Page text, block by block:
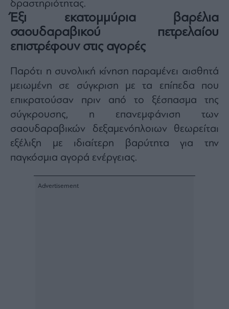
δραστηριότητας.
Έξι εκατομμύρια βαρέλια
σαουδαραβικού πετρελαίου
επιστρέφουν στις αγορές
Παρότι η συνολική κίνηση παραμένει αισθητά
μειωμένη σε σύγκριση με τα επίπεδα που
επικρατούσαν πριν από το ξέσπασμα της
σύγκρουσης, η επανεμφάνιση των
σαουδαραβικών δεξαμενόπλοιων θεωρείται
εξέλιξη με ιδιαίτερη βαρύτητα για την
παγκόσμια αγορά ενέργειας.